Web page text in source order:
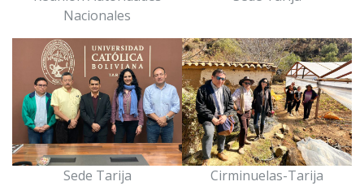
Nacionales
Sede Tarija Cirminuelas-Tarija